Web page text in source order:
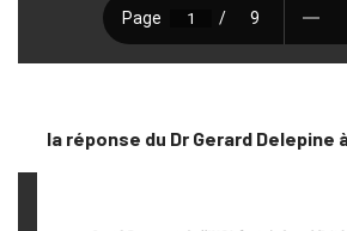
la réponse du Dr Gerard